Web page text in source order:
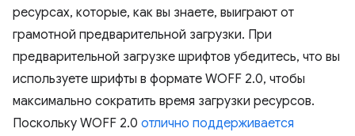
ресурсах, которые, как вы знаете, выиграют от
грамотной предварительной загрузки. При
предварительной загрузке шрифтов убедитесь, что вы
используете шрифты в формате WOFF 2.0, чтобы
максимально сократить время загрузки ресурсов.
Поскольку WOFF 2.0 отлично поддерживается